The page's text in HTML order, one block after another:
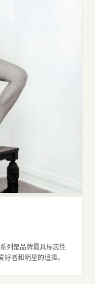
列是品牌最具标志性
者和明星的追捧。